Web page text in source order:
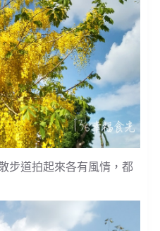
步道拍起來各有風情，都